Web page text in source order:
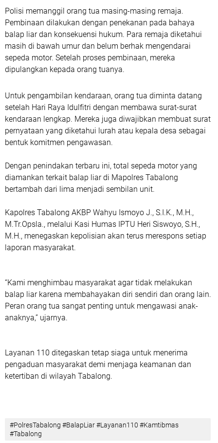
Polisi memanggil orang tua masing-masing remaja.
Pembinaan dilakukan dengan penekanan pada bahaya
balap liar dan konsekuensi hukum. Para remaja diketahui
masih di bawah umur dan belum berhak mengendarai
sepeda motor. Setelah proses pembinaan, mereka
dipulangkan kepada orang tuanya.
Untuk pengambilan kendaraan, orang tua diminta datang
setelah Hari Raya Idulfitri dengan membawa surat-surat
kendaraan lengkap. Mereka juga diwajibkan membuat surat
pernyataan yang diketahui lurah atau kepala desa sebagai
bentuk komitmen pengawasan.
Dengan penindakan terbaru ini, total sepeda motor yang
diamankan terkait balap liar di Mapolres Tabalong
bertambah dari lima menjadi sembilan unit.
Kapolres Tabalong AKBP Wahyu Ismoyo J., S.I.K., M.H.,
M.Tr.Opsla., melalui Kasi Humas IPTU Heri Siswoyo, S.H.,
M.H., menegaskan kepolisian akan terus merespons setiap
laporan masyarakat.
“Kami menghimbau masyarakat agar tidak melakukan
balap liar karena membahayakan diri sendiri dan orang lain.
Peran orang tua sangat penting untuk mengawasi anak-
anaknya,” ujarnya.
Layanan 110 ditegaskan tetap siaga untuk menerima
pengaduan masyarakat demi menjaga keamanan dan
ketertiban di wilayah Tabalong.
#PolresTabalong #BalapLiar #Layanan110 #Kamtibmas
#Tabalong